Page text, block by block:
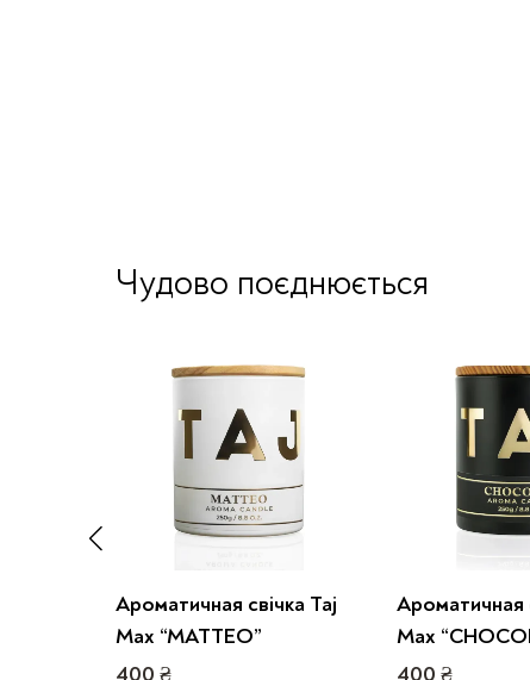
Чудово поєднюється
Ароматичная свічка Taj
Max “MATTEO”
Ароматичная
Max